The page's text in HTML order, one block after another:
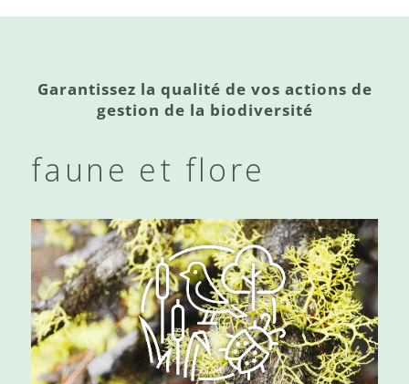
Garantissez la qualité de vos actions de
gestion de la biodiversité
faune et flore